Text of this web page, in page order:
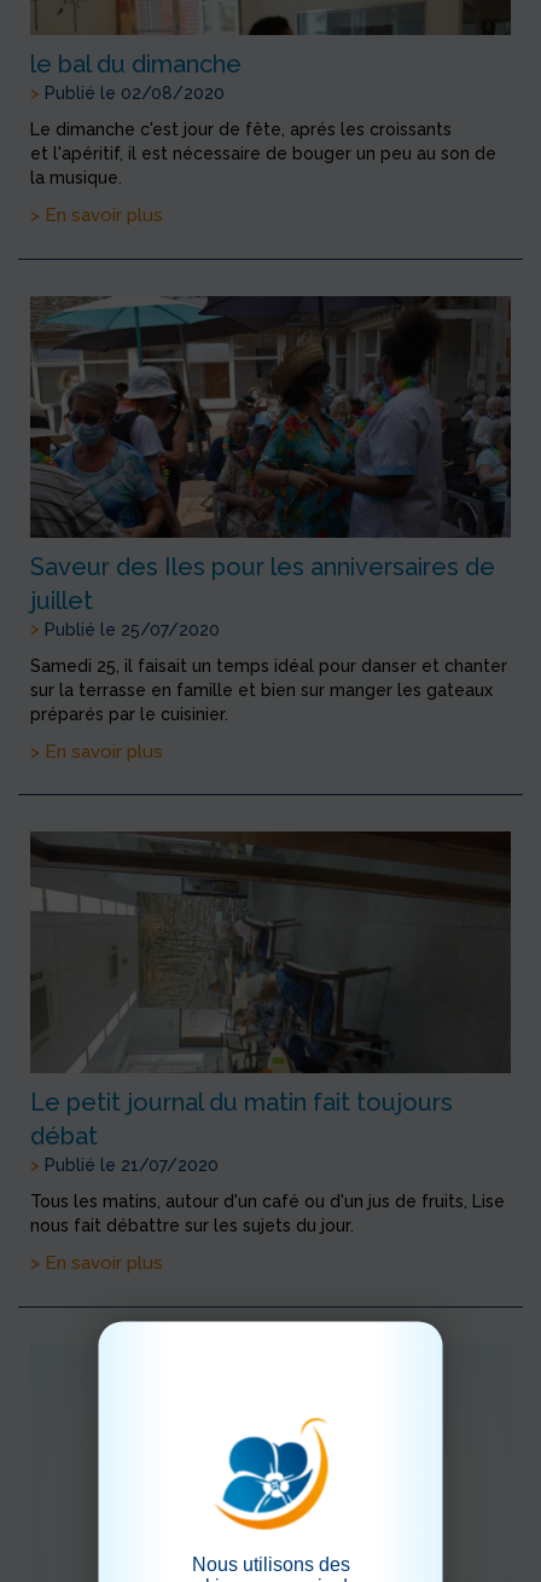
le bal du dimanche
> Publié le 02/08/2020
Le dimanche c'est jour de fête, aprés les croissants
et l'apéritif, il est nécessaire de bouger un peu au son de
la musique.
> En savoir plus
Saveur des Iles pour les anniversaires de
juillet
> Publié le 25/07/2020
Samedi 25, il faisait un temps idéal pour danser et chanter
sur la terrasse en famille et bien sur manger les gateaux
préparés par le cuisinier.
> En savoir plus
Le petit journal du matin fait toujours
débat
> Publié le 21/07/2020
Tous les matins, autour d'un café ou d'un jus de fruits, Lise
nous fait débattre sur les sujets du jour.
> En savoir plus
Nous utilisons des